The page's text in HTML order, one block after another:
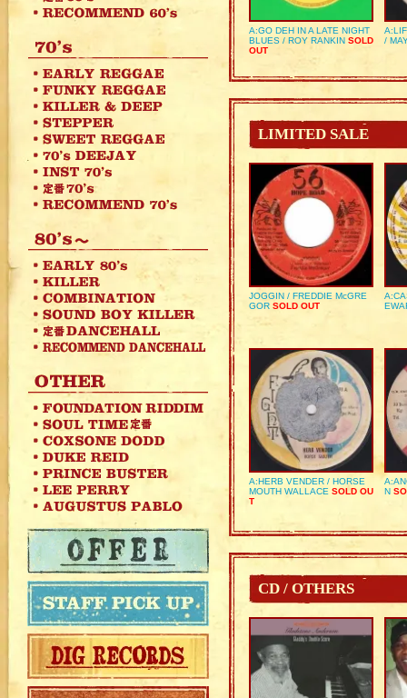
A:GO DEH IN A LATE NIGHT
BLUES / ROY RANKIN SOLD
OUT
/
LIMITED SALE
JOGGIN / FREDDIE McGRE
GOR SOLD OUT
A:HERB VENDER / HORSE
MOUTH WALLACE SOLD OU
T
N
CD / OTHERS